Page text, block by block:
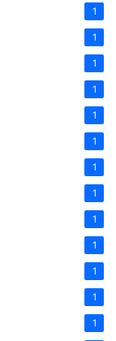
1
1
1
1
1
1
1
1
1
1
1
1
1